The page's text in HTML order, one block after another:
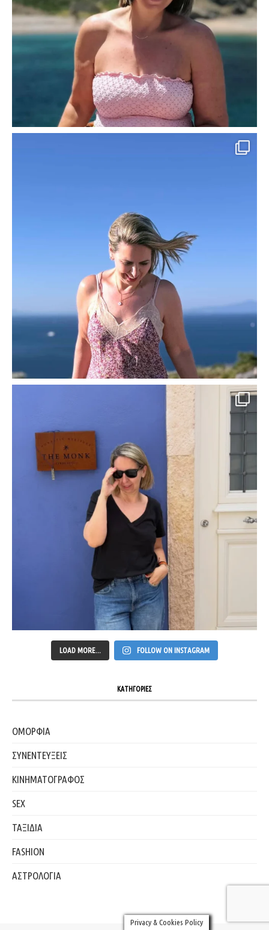
LOAD MORE... FOLLOW ON INSTAGRAM
ΚΑΤΗΓΟΡΙΕΣ
ΟΜΟΡΦΙΑ
ΣΥΝΕΝΤΕΥΞΕΙΣ
ΚΙΝΗΜΑΤΟΓΡΑΦΟΣ
SEX
ΤΑΞΙΔΙΑ
FASHION
ΑΣΤΡΟΛΟΓΙΑ
Privacy & Cookies Policy